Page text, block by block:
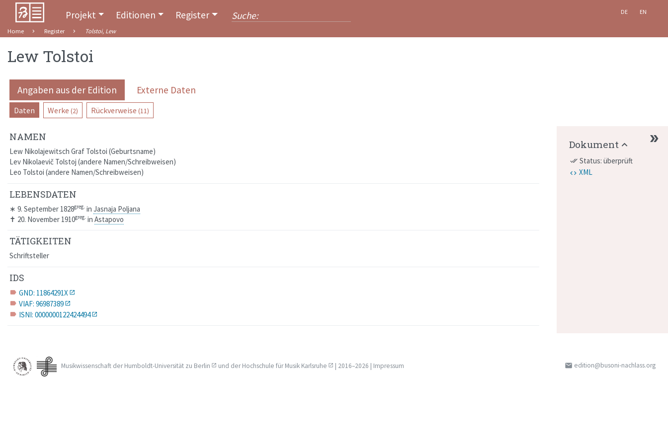
Projekt Editionen Register DE EN
Home Register Tolstoi, Lew
Lew Tolstoi
Angaben aus der Edition Externe Daten
Daten Werke (2) Rückverweise (11)
NAMEN
Lew Nikolajewitsch Graf Tolstoi Geburtsname
Lev Nikolaevič Tolstoj andere Namen/Schreibweisen
Leo Tolstoi andere Namen/Schreibweisen
LEBENSDATEN
∗ 9. September 1828greg. in Jasnaja Poljana
✝ 20. November 1910greg. in Astapovo
TÄTIGKEITEN
Schriftsteller
IDS
label GND: 11864291X
label VIAF: 96987389
label ISNI: 0000000122424494
Dokument
done_all Status: überprüft
XML
Musikwissenschaft derHumboldt-Universität zu Berlin und derHochschule für Musik Karlsruhe | 2016–2026 | Impressum email edition@busoni-nachlass.org